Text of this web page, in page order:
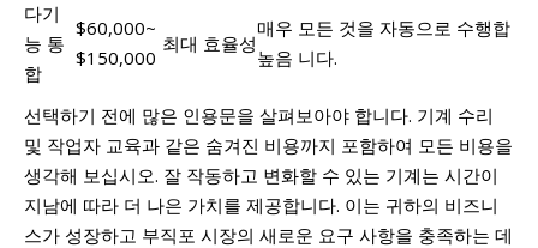
다기
능 통
합
$60,000~
$150,000
최대 효율성
매우
높음
모든 것을 자동으로 수행합
니다.
선택하기 전에 많은 인용문을 살펴보아야 합니다. 기계 수리
및 작업자 교육과 같은 숨겨진 비용까지 포함하여 모든 비용을
생각해 보십시오. 잘 작동하고 변화할 수 있는 기계는 시간이
지남에 따라 더 나은 가치를 제공합니다. 이는 귀하의 비즈니
스가 성장하고 부직포 시장의 새로운 요구 사항을 충족하는 데